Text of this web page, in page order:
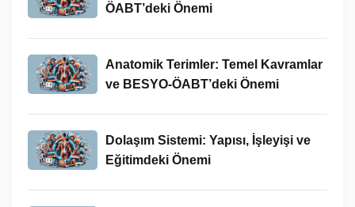
ÖABT’deki Önemi
Anatomik Terimler: Temel Kavramlar
ve BESYO-ÖABT’deki Önemi
Dolaşım Sistemi: Yapısı, İşleyişi ve
Eğitimdeki Önemi